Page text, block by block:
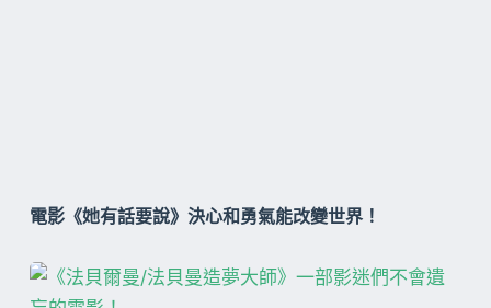
電影《她有話要說》決心和勇氣能改變世界！